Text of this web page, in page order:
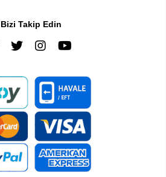
Bizi Takip Edin